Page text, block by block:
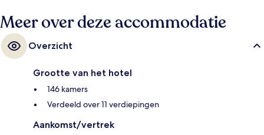
Meer over deze accommodatie
Overzicht
Grootte van het hotel
146 kamers
Verdeeld over 11 verdiepingen
Aankomst/vertrek